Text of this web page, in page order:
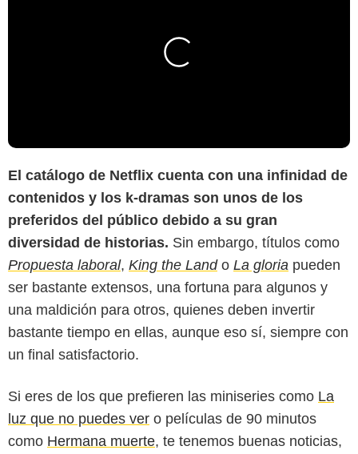
El catálogo de Netflix cuenta con una infinidad de
contenidos y los k-dramas son unos de los
preferidos del público debido a su gran
diversidad de historias. Sin embargo, títulos como
Propuesta laboral, King the Lando La gloria pueden
ser bastante extensos, una fortuna para algunos y
una maldición para otros, quienes deben invertir
bastante tiempo en ellas, aunque eso sí, siempre con
un final satisfactorio.
Si eres de los que prefieren las miniseries como La
luz que no puedes ver o películas de 90 minutos
como Hermana muerte, te tenemos buenas noticias,